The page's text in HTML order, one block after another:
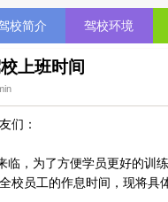
校简介 驾校环境
上班时间
们：
，为了方便学员更好的训
校员工的作息时间，现将具